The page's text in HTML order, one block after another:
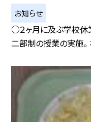
お知らせ
○２ヶ月に及ぶ学校休
二部制の授業の実施。